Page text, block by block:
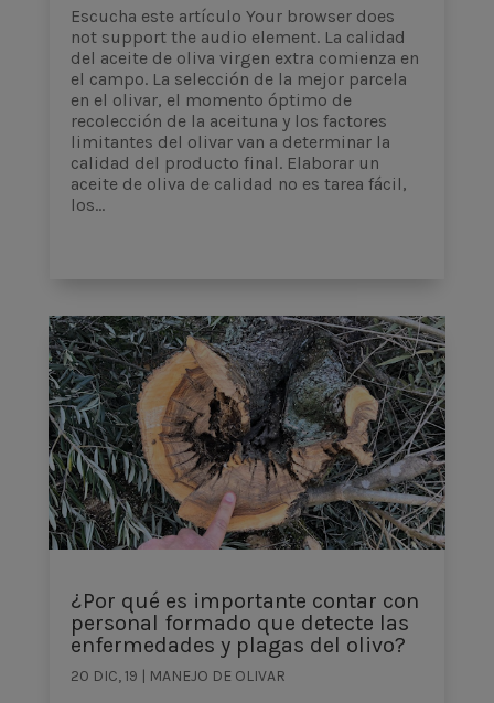
Escucha este artículo Your browser does
not support the audio element. La calidad
del aceite de oliva virgen extra comienza en
el campo. La selección de la mejor parcela
en el olivar, el momento óptimo de
recolección de la aceituna y los factores
limitantes del olivar van a determinar la
calidad del producto final. Elaborar un
aceite de oliva de calidad no es tarea fácil,
los...
¿Por qué es importante contar con
personal formado que detecte las
enfermedades y plagas del olivo?
20 DIC, 19 | MANEJO DE OLIVAR